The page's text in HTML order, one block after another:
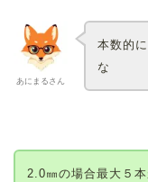
あにまるさん
本数的
な
2.0㎜の場合最大５